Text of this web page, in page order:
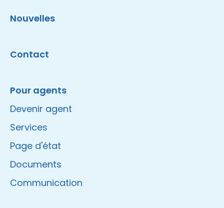
Nouvelles
Contact
Pour agents
Devenir agent
Services
Page d'état
Documents
Communication